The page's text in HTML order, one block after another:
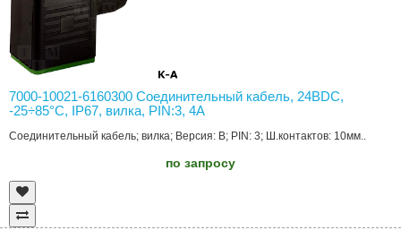
7000-10021-6160300 Соединительный кабель, 24ВDC,
-25÷85°C, IP67, вилка, PIN:3, 4А
Соединительный кабель; вилка; Версия: B; PIN: 3; Ш.контактов: 10мм..
по запросу